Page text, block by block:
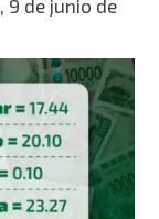
9 de junio de